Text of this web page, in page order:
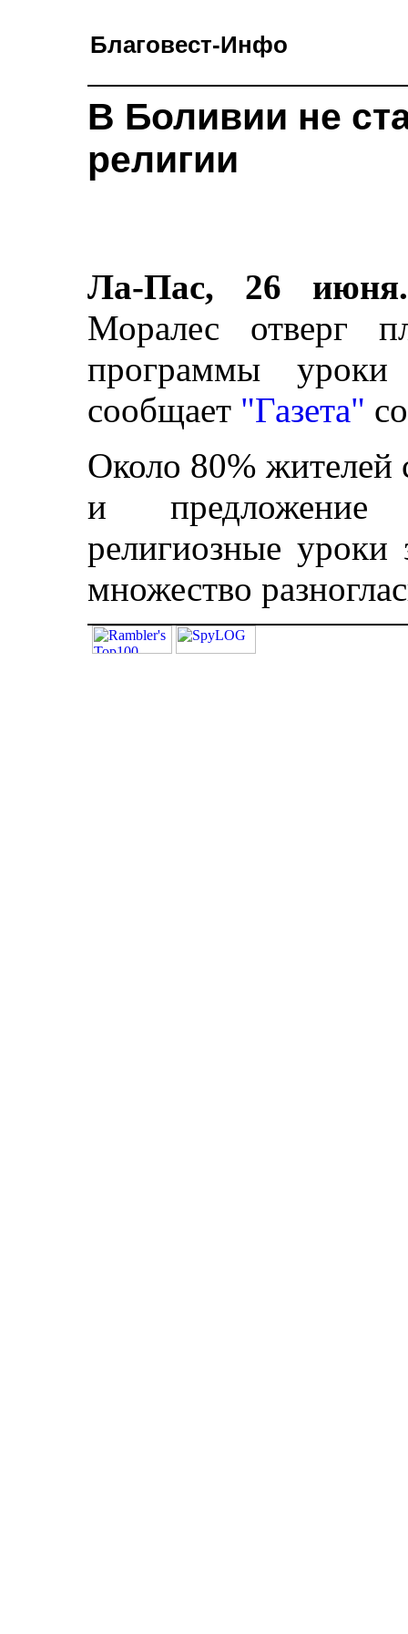
Благовест-Инфо
В Боливии не
религии
Ла-Пас, 26 июня.
Моралес отверг
программы уроки
сообщает "Газета"
Около 80% жителей
и предложение
религиозные уроки
множество